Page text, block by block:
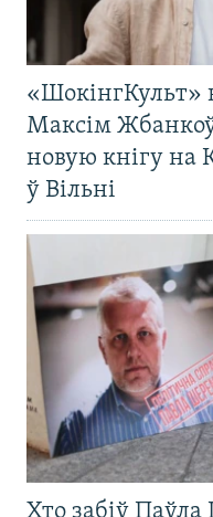
«ШокінгКульт»
Максім
новую кнігу на
ў Вільні
Хто забіў